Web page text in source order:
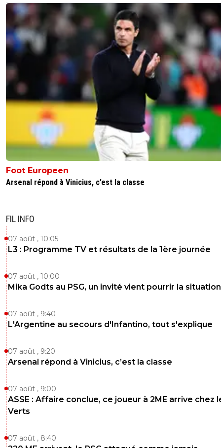
Foot Europeen
Arsenal répond à Vinicius, c’est la classe
FIL INFO
07 août , 10:05
L3 : Programme TV et résultats de la 1ère journée
07 août , 10:00
Mika Godts au PSG, un invité vient pourrir la situation
07 août , 9:40
L'Argentine au secours d'Infantino, tout s'explique
07 août , 9:20
Arsenal répond à Vinicius, c’est la classe
07 août , 9:00
ASSE : Affaire conclue, ce joueur à 2ME arrive chez
Verts
07 août , 8:40